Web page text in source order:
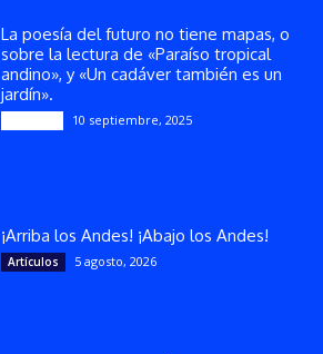
La poesía del futuro no tiene mapas, o
sobre la lectura de «Paraíso tropical
andino», y «Un cadáver también es un
jardín».
10 septiembre, 2025
¡Arriba los Andes! ¡Abajo los Andes!
Artículos 5 agosto, 2026